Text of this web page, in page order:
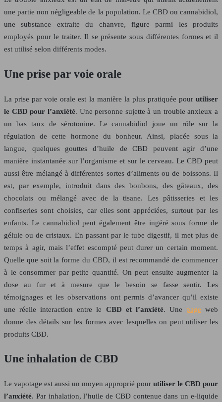
une partie non négligeable de la population. Le CBD ou cannabidiol,
une substance extraite du chanvre, figure parmi les produits
employés pour le traiter. Il se présente sous différentes formes et il
est utilisé selon différents modes.
Une prise par voie orale
La prise par voie orale est la manière la plus pratiquée pour utiliser
le CBD pour l’anxiété. Une personne sujette à un trouble anxieux a
un bas taux de sérotonine. Le cannabidiol joue un rôle sur la
régulation de cette hormone du bonheur. Ainsi, placée sous la
langue, quelques gouttes d’huile de CBD peuvent agir d’une
manière instantanée sur l’organisme et sur le cerveau. Le CBD peut
aussi être mélangé à différentes sortes d’aliments ou de boissons. Il
est, par exemple, introduit dans des bonbons, des gâteaux, des
chocolats ou mélangé avec de la tisane. Les pâtisseries et les
confiseries sont choisies, car elles sont appréciées, surtout par les
enfants. Le cannabidiol peut également être ingéré sous forme de
gélule ou de cristaux. En passant par le tube digestif, il met plus de
temps à agir, mais l’effet escompté peut durer un certain moment.
Quelle que soit la forme du CBD, il est recommandé de commencer
à le consommer par petite quantité. On peut ensuite augmenter la
dose au fur et à mesure que le besoin se fasse sentir. Les
témoignages et les observations ont permis d’avancer qu’il existe
une réelle interaction entre le CBD et l’anxiété. Une page web
donne des détails sur les formes avec lesquelles on peut utiliser les
produits CBD.
Une inhalation de CBD
Le vapotage est aussi un moyen approprié pour utiliser le CBD pour
l’anxiété. Par inhalation, l’huile de CBD contenue dans un e-liquide